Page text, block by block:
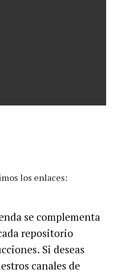
los enlaces:
se complementa
repositorio
Si deseas
canales de